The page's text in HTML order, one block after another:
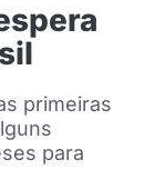
primeiras
para